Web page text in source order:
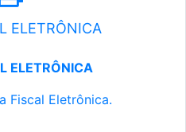
ELETRÔNICA
ELETRÔNICA
Fiscal Eletrônica.